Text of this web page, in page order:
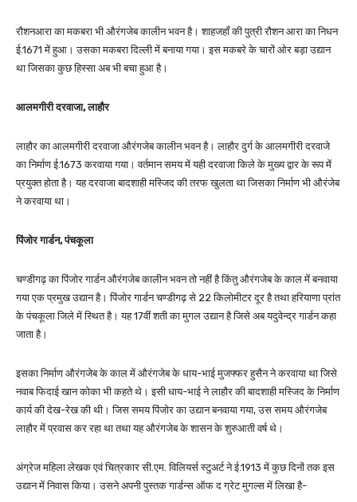
रौशनआरा का मकबरा भी औरंगजेब कालीन भवन है। शाहजहाँ की पुत्री रौशन आरा का निधन
ई.1671 में हुआ। उसका मकबरा दिल्ली में बनाया गया। इस मकबरे के चारों ओर बड़ा उद्यान
था जिसका कुछ हिस्सा अब भी बचा हुआ है।
आलमगीरी दरवाजा, लाहौर
लाहौर का आलमगीरी दरवाजा औरंगजेब कालीन भवन है। लाहौर दुर्ग के आलमगीरी दरवाजे
का निर्माण ई.1673 करवाया गया। वर्तमान समय में यही दरवाजा किले के मुख्य द्वार के रूप में
प्रयुक्त होता है। यह दरवाजा बादशाही मस्जिद की तरफ खुलता था जिसका निर्माण भी औरंजेब
ने करवाया था।
पिंजोर गार्डन, पंचकूला
चण्डीगढ़ का पिंजोर गार्डन औरंगजेब कालीन भवन तो नहीं है किंतु औरंगजेब के काल में बनवाया
गया एक प्रमुख उद्यान है। पिंजोर गार्डन चण्डीगढ़ से 22 किलोमीटर दूर है तथा हरियाणा प्रांत
के पंचकूला जिले में स्थित है। यह 17वीं शती का मुगल उद्यान है जिसे अब यदुवेन्द्र गार्डन कहा
जाता है।
इसका निर्माण औरंगजेब के काल में औरंगजेब के धाय-भाई मुजफ्फर हुसैन ने करवाया था जिसे
नवाब फिदाई खान कोका भी कहते थे। इसी धाय-भाई ने लाहौर की बादशाही मस्जिद के निर्माण
कार्य की देख-रेख की थी। जिस समय पिंजोर का उद्यान बनवाया गया, उस समय औरंगजेब
लाहौर में प्रवास कर रहा था तथा यह औरंगजेब के शासन के शुरुआती वर्ष थे।
अंग्रेज महिला लेखक एवं चित्रकार सी.एम. विलियर्स स्टुअर्ट ने ई.1913 में कुछ दिनों तक इस
उद्यान में निवास किया। उसने अपनी पुस्तक गार्डन्स ऑफ द ग्रेट मुगल्स में लिखा है-